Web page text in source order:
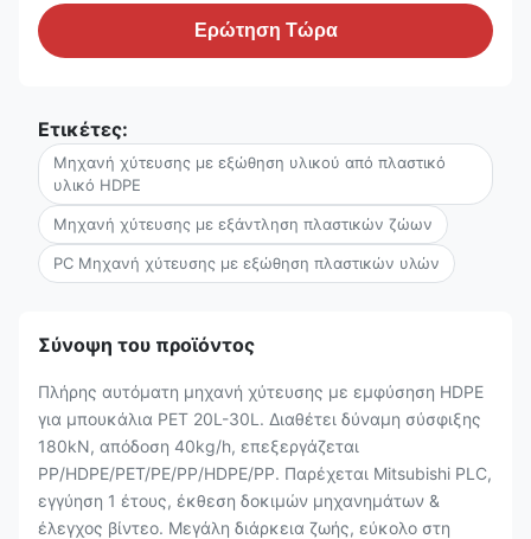
Ερώτηση Τώρα
Ετικέτες:
Μηχανή χύτευσης με εξώθηση υλικού από πλαστικό
υλικό HDPE
Μηχανή χύτευσης με εξάντληση πλαστικών ζώων
PC Μηχανή χύτευσης με εξώθηση πλαστικών υλών
Σύνοψη του προϊόντος
Πλήρης αυτόματη μηχανή χύτευσης με εμφύσηση HDPE
για μπουκάλια PET 20L-30L. Διαθέτει δύναμη σύσφιξης
180kN, απόδοση 40kg/h, επεξεργάζεται
PP/HDPE/PET/PE/PP/HDPE/PP. Παρέχεται Mitsubishi PLC,
εγγύηση 1 έτους, έκθεση δοκιμών μηχανημάτων &
έλεγχος βίντεο. Μεγάλη διάρκεια ζωής, εύκολο στη